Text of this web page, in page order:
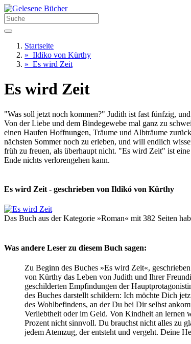
Startseite
» Ildiko von Kürthy
» Es wird Zeit
Es wird Zeit
"Was soll jetzt noch kommen?" Judith ist fast fünfzig,
Von der Liebe und dem Bindegewebe mal ganz zu
einen Haufen Hoffnungen, Träume und Albträume
nächsten Sommer noch zu erleben, und will endlich
früh zu freuen, als überhaupt nicht. "Es wird Zeit" ist
Ende nichts verlorengehen kann.
Es wird Zeit - geschrieben von Ildikó von Kürthy
Das Buch aus der Kategorie »Roman« mit 382 Seiten
Was andere Leser zu diesem Buch sagen:
Zu Beginn des Buches »Es wird Zeit«,
von Kürthy das Leben von Judith und Ihrer
geschilderten Empfindungen der
des Buches darstellt schildern: Ich möchte Dich
des Wohlbefindens, an der Du bei Dir selbst
Verliebtheit oder im Geld. Von Kindheit an lernen
Prozent nicht sinnvoll. Du brauchst nicht alles zu
jedem Atemzug, der entsteht und vergeht. Deine